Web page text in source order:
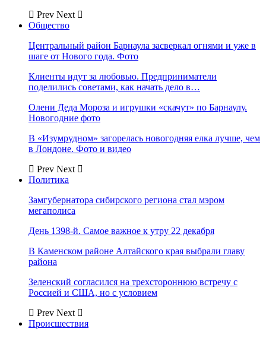
Prev Next
Общество
Центральный район Барнаула засверкал огнями и уже в
шаге от Нового года. Фото
Клиенты идут за любовью. Предприниматели
поделились советами, как начать дело в…
Олени Деда Мороза и игрушки «скачут» по Барнаулу.
Новогодние фото
В «Изумрудном» загорелась новогодняя елка лучше, чем
в Лондоне. Фото и видео
Prev Next
Политика
Замгубернатора сибирского региона стал мэром
мегаполиса
День 1398-й. Самое важное к утру 22 декабря
В Каменском районе Алтайского края выбрали главу
района
Зеленский согласился на трехстороннюю встречу с
Россией и США, но с условием
Prev Next
Происшествия